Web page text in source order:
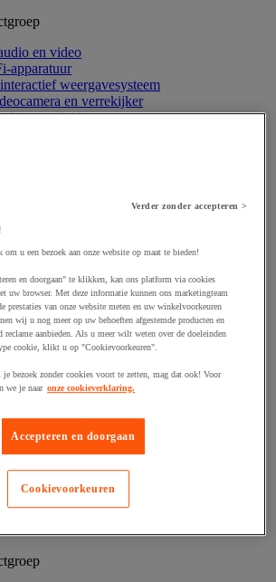
en video
apparatuur
weergavesysteem
en verrekijker
en geluidsopname
geld
en valsgelddetector
en geldtelmachine
Verder zonder accepteren >
u een bezoek aan onze website op maat te bieden!
en doorgaan" te klikken, kan ons platform via cookies
uw browser. Met deze informatie kunnen ons marketingteam
prestaties van onze website meten en uw winkelvoorkeuren
wij u nog meer op uw behoeften afgestemde producten en
reclame aanbieden. Als u meer wilt weten over de doeleinden
cookie, klikt u op "Cookievoorkeuren".
bezoek zonder cookies voort te zetten, mag dat ook! Voor
we je naar onze cookieverklaring.
Accepteren en doorgaan
Cookievoorkeuren